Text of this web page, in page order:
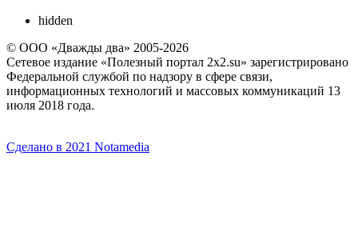
hidden
© ООО «Дважды два» 2005-2026
Сетевое издание «Полезный портал 2x2.su» зарегистрировано
Федеральной службой по надзору в сфере связи,
информационных технологий и массовых коммуникаций 13
июля 2018 года.
Сделано в 2021 Notamedia